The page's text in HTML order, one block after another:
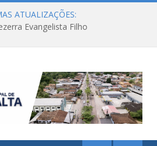
ATUALIZAÇÕES:
Evangelista Filho